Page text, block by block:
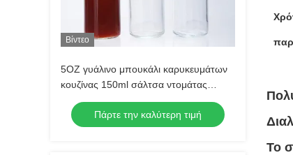
Βίντεο
5OZ γυάλινο μπουκάλι καρυκευμάτων
κουζίνας 150ml σάλτσα ντομάτας
σαλάτα σκεύη εκτύπωση με οθόνη
Πάρτε την καλύτερη τιμή
Το